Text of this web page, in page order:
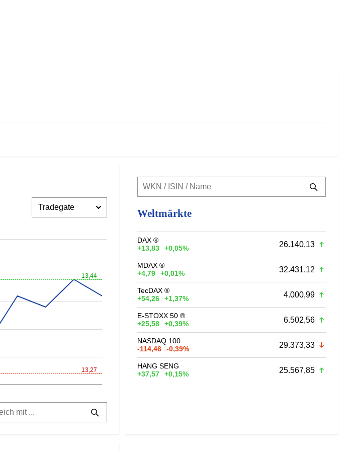
13,44
13,27
Weltmärkte
DAX ®
+13,83
+0,05% 26.140,13
MDAX ®
+4,79
+0,01% 32.431,12
TecDAX ®
+54,26
+1,37% 4.000,99
E-STOXX 50 ®
+25,58
+0,39% 6.502,56
NASDAQ 100
-114,46
-0,39% 29.373,33
HANG SENG
+37,57
+0,15% 25.567,85